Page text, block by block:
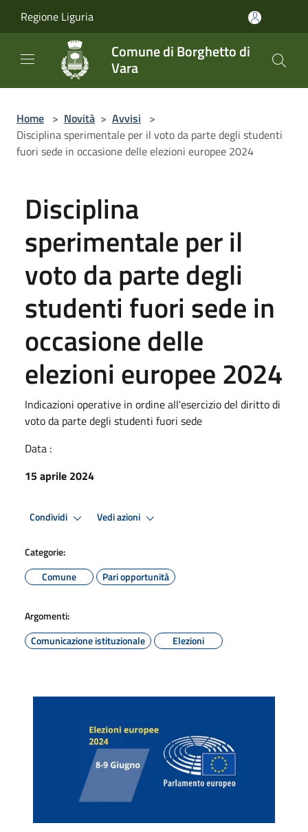
Regione Liguria
Comune di Borghetto di
Vara
Home > Novità > Avvisi >
Disciplina sperimentale per il voto da parte degli studenti
fuori sede in occasione delle elezioni europee 2024
Disciplina
sperimentale per il
voto da parte degli
studenti fuori sede in
occasione delle
elezioni europee 2024
Indicazioni operative in ordine all'esercizio del diritto di
voto da parte degli studenti fuori sede
Data :
15 aprile 2024
Condividi Vedi azioni
Categorie:
Comune
Pari opportunità
Argomenti:
Comunicazione istituzionale
Elezioni